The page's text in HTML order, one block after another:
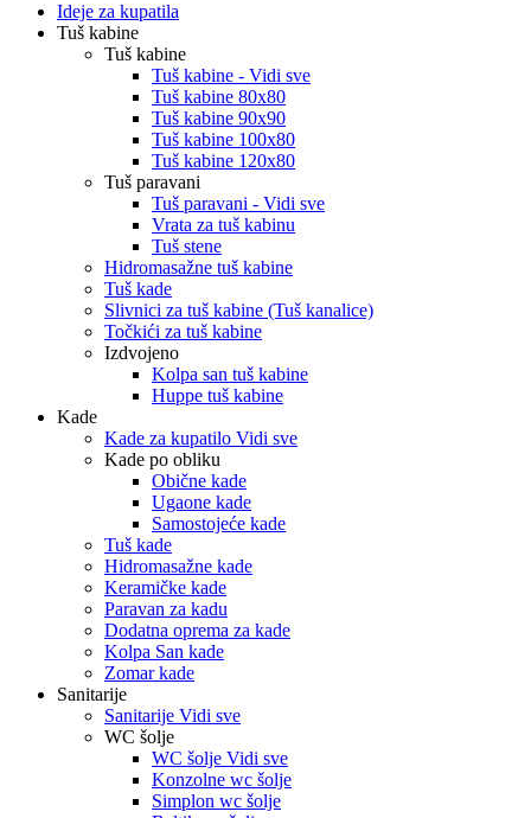
Ideje za kupatila
Tuš kabine
Tuš kabine
Tuš kabine - Vidi sve
Tuš kabine 80x80
Tuš kabine 90x90
Tuš kabine 100x80
Tuš kabine 120x80
Tuš paravani
Tuš paravani - Vidi sve
Vrata za tuš kabinu
Tuš stene
Hidromasažne tuš kabine
Tuš kade
Slivnici za tuš kabine (Tuš kanalice)
Točkići za tuš kabine
Izdvojeno
Kolpa san tuš kabine
Huppe tuš kabine
Kade
Kade za kupatilo Vidi sve
Kade po obliku
Obične kade
Ugaone kade
Samostojeće kade
Tuš kade
Hidromasažne kade
Keramičke kade
Paravan za kadu
Dodatna oprema za kade
Kolpa San kade
Zomar kade
Sanitarije
Sanitarije Vidi sve
WC šolje
WC šolje Vidi sve
Konzolne wc šolje
Simplon wc šolje